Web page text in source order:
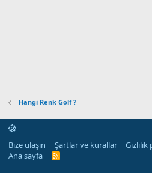
Hangi Renk Golf ?
Bize ulaşın Şartlar ve kurallar Gizlilik
Ana sayfa
R